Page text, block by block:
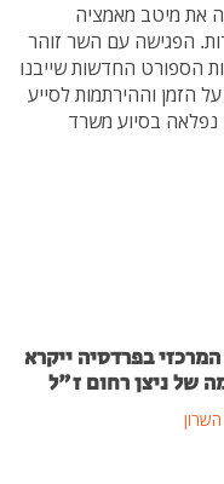
את מיטב מאמציה
הפגישה עם השר זוהר
הספורט החדשות שייבנו
הזמן וההירתמות לסייע
נפלאה בסיוע משרד
בפרדסיה ייקרא
של ניצן רחום ז"ל